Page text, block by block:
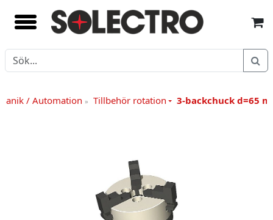
/ Automation» Tillbehör rotation 3-backchuck d=65